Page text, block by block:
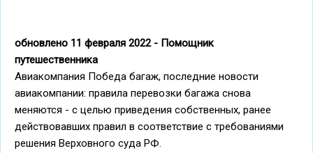
обновлено 11 февраля 2022 - Помощник
путешественника
Авиакомпания Победа багаж, последние новости
авиакомпании: правила перевозки багажа снова
меняются - с целью приведения собственных, ранее
действовавших правил в соответствие с требованиями
решения Верховного суда РФ.